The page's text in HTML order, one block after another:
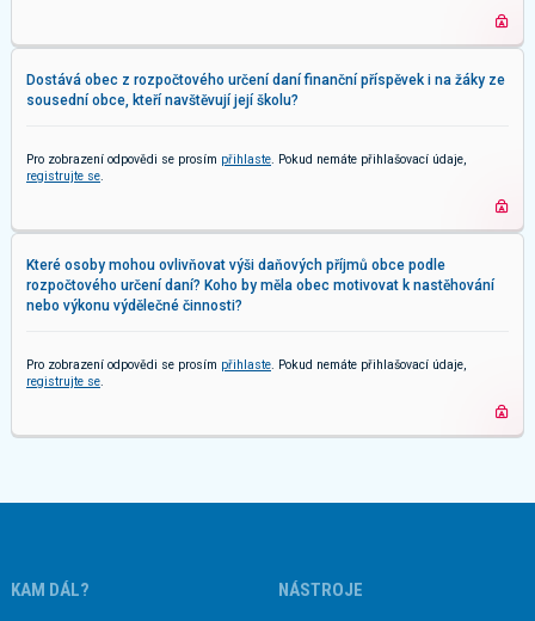
Dostává obec z rozpočtového určení daní finanční příspěvek i na žáky ze
sousední obce, kteří navštěvují její školu?
Pro zobrazení odpovědi se prosím přihlaste . Pokud nemáte přihlašovací údaje,
registrujte se
Které osoby mohou ovlivňovat výši daňových příjmů obce podle
rozpočtového určení daní? Koho by měla obec motivovat k nastěhování
nebo výkonu výdělečné činnosti?
Pro zobrazení odpovědi se prosím přihlaste . Pokud nemáte přihlašovací údaje,
registrujte se
KAM DÁL? NÁSTROJE